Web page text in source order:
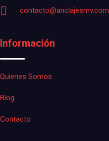
contacto@anclajesmv.com
Información
Quienes Somos
Blog
Contacto